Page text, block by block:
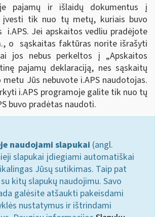
pajamų ir išlaidų dokumentus į
įvesti tik nuo tų metų, kuriais buvo
i.APS. Jei apskaitos vedliu pradėjote
o sąskaitas faktūras norite išrašyti
jos nebus perkeltos į „Apskaitos
pajamų deklaraciją, nes sąskaitų
Jūs nebuvote i.APS naudotojas.
i.APS programoje galite tik nuo tų
buvo pradėtas naudoti.
naudojami slapukai (angl.
slapukai įdiegiami automatiškai
Jūsų sutikimas. Taip pat
kitų slapukų naudojimu. Savo
galėsite atšaukti pakeisdami
nustatymus ir ištrindami